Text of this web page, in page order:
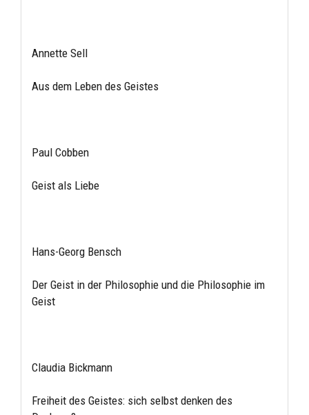
Annette Sell
Aus dem Leben des Geistes
Paul Cobben
Geist als Liebe
Hans-Georg Bensch
Der Geist in der Philosophie und die Philosophie im
Geist
Claudia Bickmann
Freiheit des Geistes: sich selbst denken des